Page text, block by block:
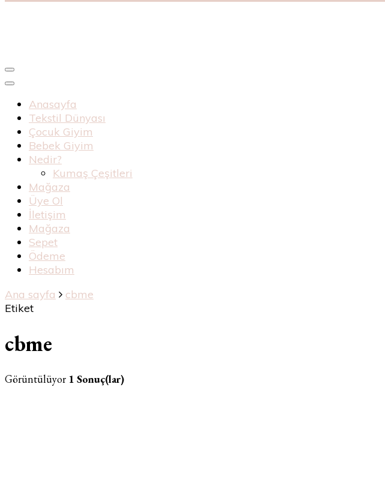
Haknur Bebe
Anasayfa
Tekstil Dünyası
Çocuk Giyim
Bebek Giyim
Nedir?
Kumaş Çeşitleri
Mağaza
Üye Ol
İletişim
Mağaza
Sepet
Ödeme
Hesabım
Ana sayfa
cbme
Etiket
cbme
Görüntülüyor 1 Sonuç(lar)